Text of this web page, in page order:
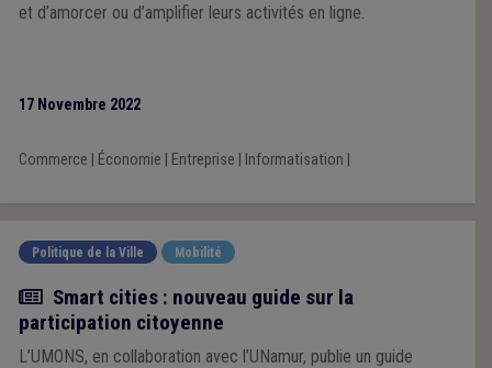
et d’amorcer ou d’amplifier leurs activités en ligne.
17 Novembre 2022
Commerce Économie Entreprise Informatisation
Politique de la Ville Mobilité
Actualité
Smart cities : nouveau guide sur la
participation citoyenne
L’UMONS, en collaboration avec l’UNamur, publie un guide